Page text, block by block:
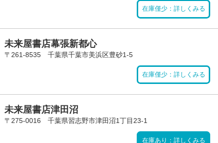
在庫僅少：詳しくみる
未来屋書店幕張新都心
〒261-8535 千葉県千葉市美浜区豊砂1-5
在庫僅少：詳しくみる
未来屋書店津田沼
〒275-0016 千葉県習志野市津田沼1丁目23-1
在庫あり：詳しくみる